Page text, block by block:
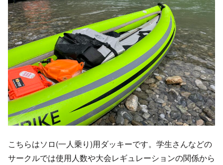
こちらはソロ(一人乗り)用ダッキーです。学生さんなどの
サークルでは使用人数や大会レギュレーションの関係から